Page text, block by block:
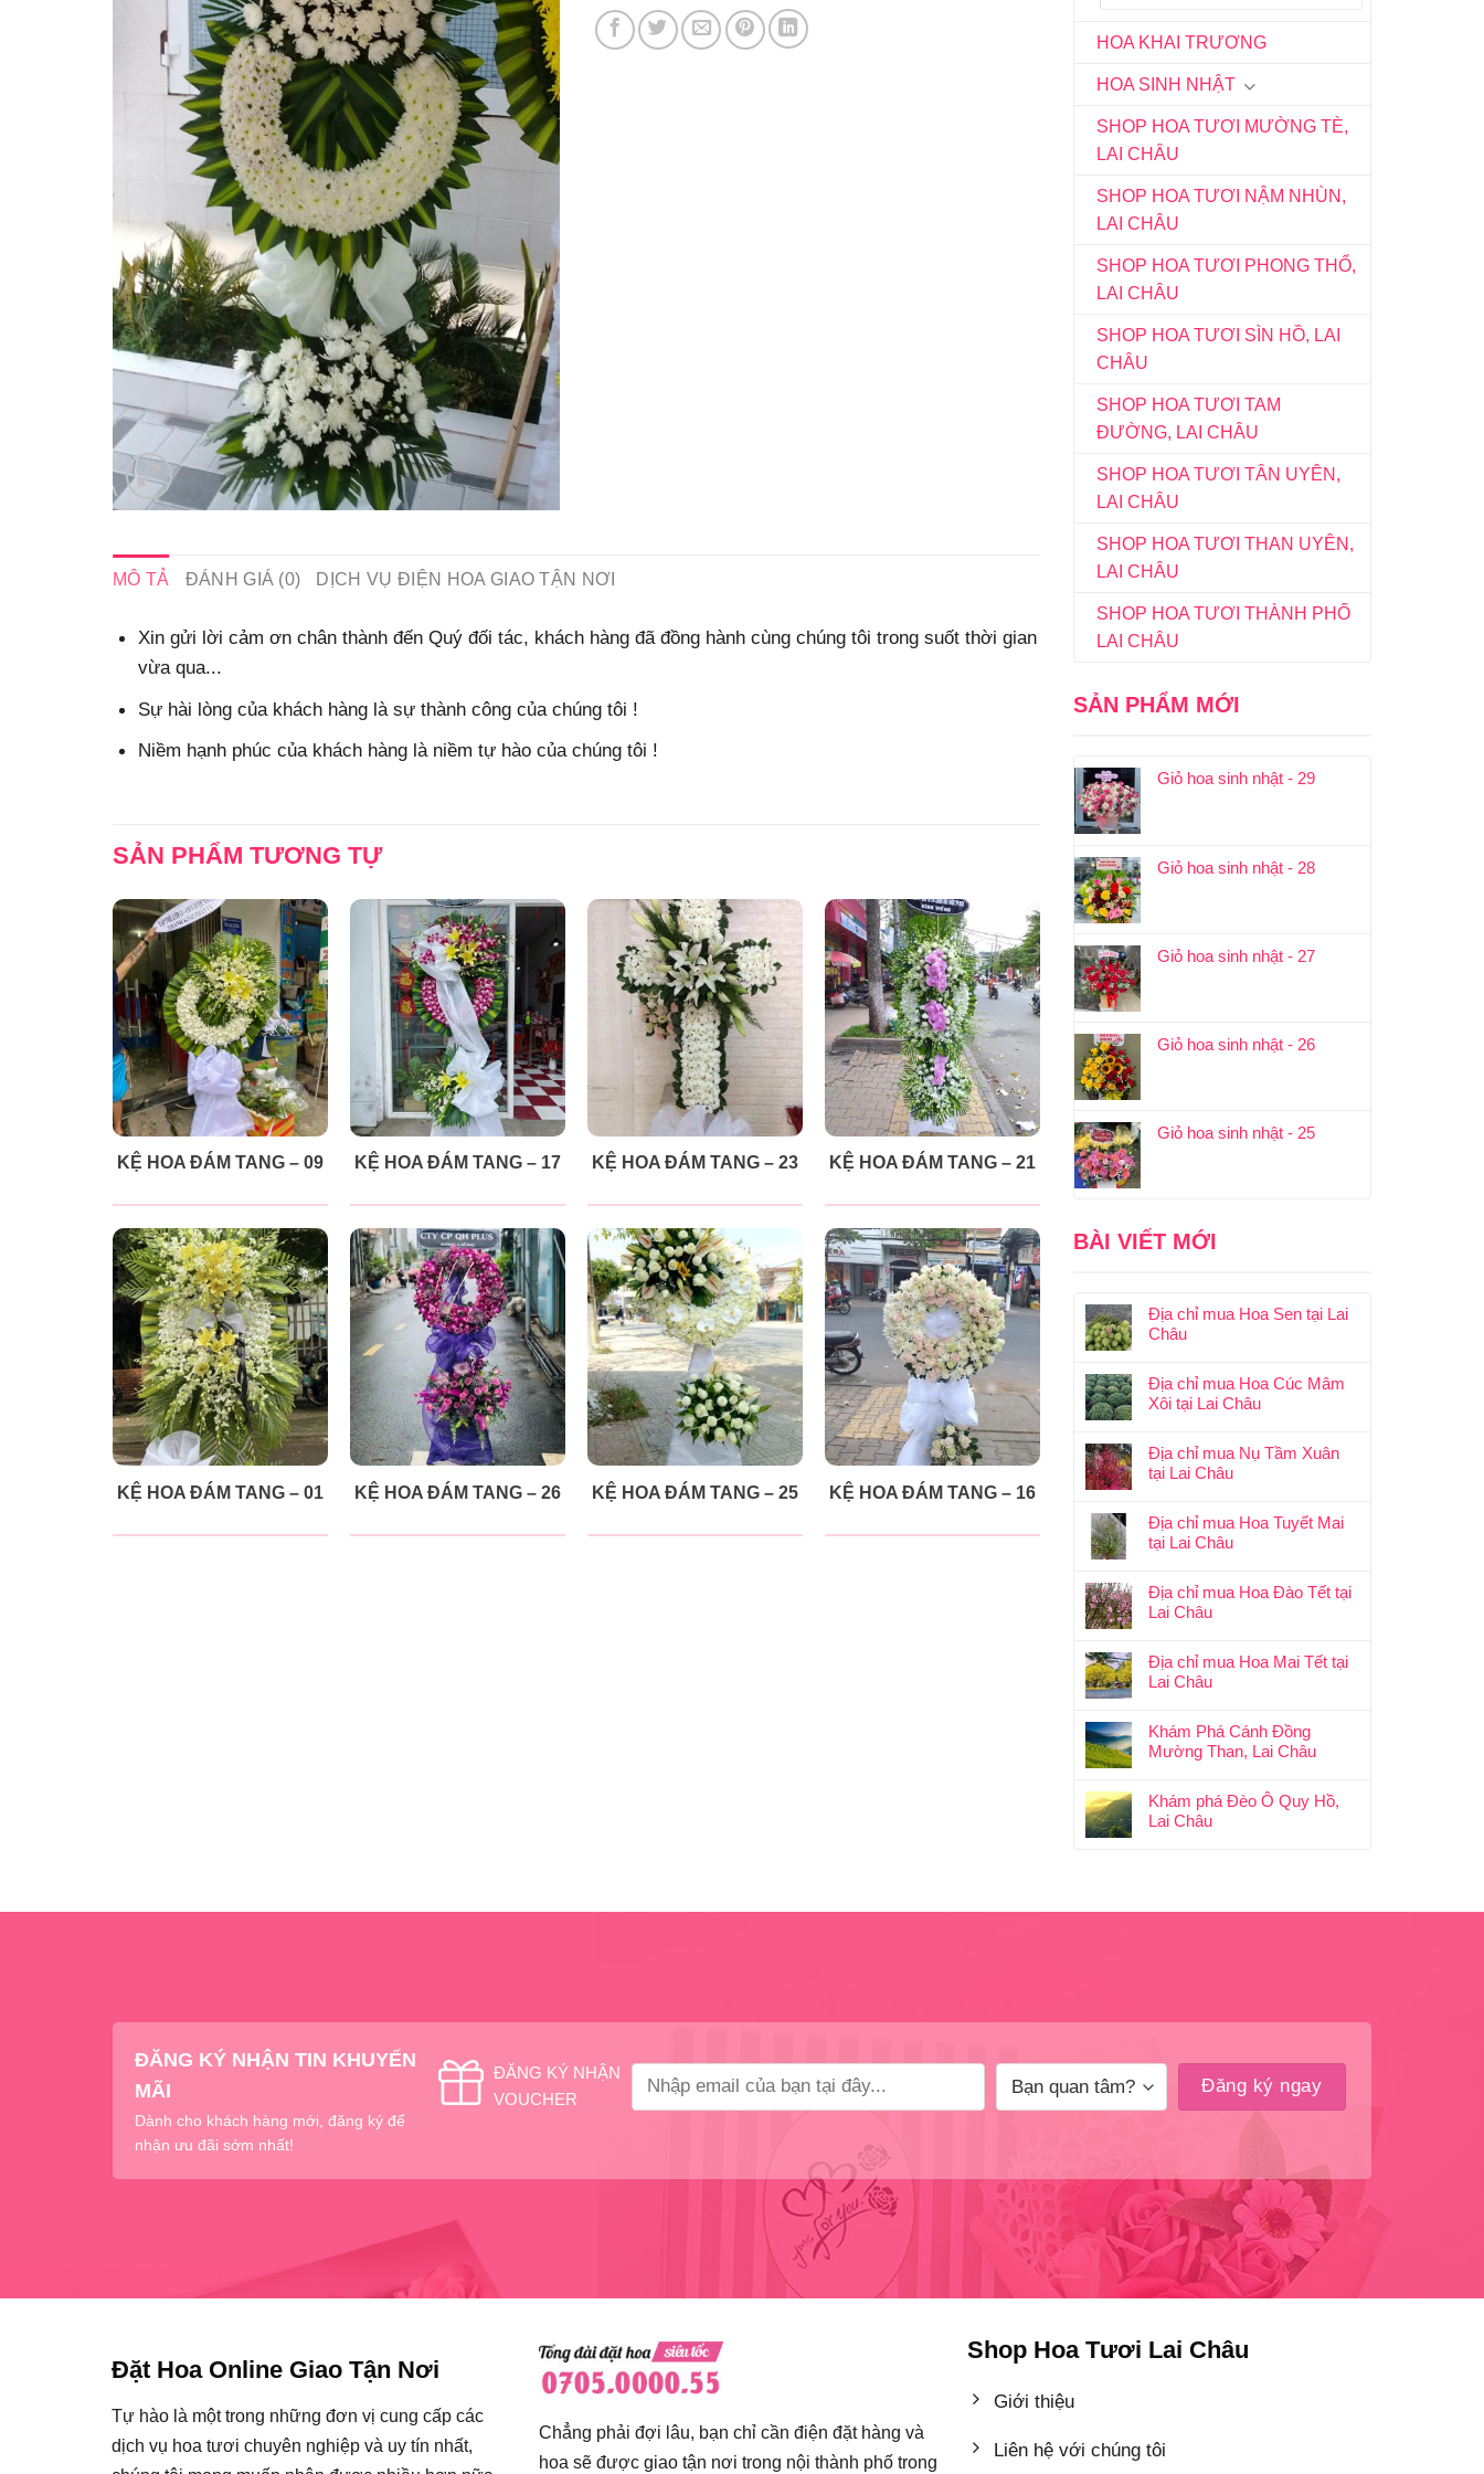
HOA KHAI TRƯƠNG
HOA SINH NHẬT
SHOP HOA TƯƠI MƯỜNG TÈ,
LAI CHÂU
SHOP HOA TƯƠI NẬM NHÙN,
LAI CHÂU
SHOP HOA TƯƠI PHONG THỔ,
LAI CHÂU
SHOP HOA TƯƠI SÌN HỒ, LAI
CHÂU
SHOP HOA TƯƠI TAM
ĐƯỜNG, LAI CHÂU
SHOP HOA TƯƠI TÂN UYÊN,
LAI CHÂU
SHOP HOA TƯƠI THAN UYÊN,
LAI CHÂU
SHOP HOA TƯƠI THÀNH PHỐ
LAI CHÂU
SẢN PHẨM MỚI
Giỏ hoa sinh nhật - 29
Giỏ hoa sinh nhật - 28
Giỏ hoa sinh nhật - 27
Giỏ hoa sinh nhật - 26
Giỏ hoa sinh nhật - 25
BÀI VIẾT MỚI
Địa chỉ mua Hoa Sen tại Lai
Châu
Địa chỉ mua Hoa Cúc Mâm
Xôi tại Lai Châu
Địa chỉ mua Nụ Tầm Xuân
tại Lai Châu
Địa chỉ mua Hoa Tuyết Mai
tại Lai Châu
Địa chỉ mua Hoa Đào Tết tại
Lai Châu
Địa chỉ mua Hoa Mai Tết tại
Lai Châu
Khám Phá Cánh Đồng
Mường Than, Lai Châu
Khám phá Đèo Ô Quy Hồ,
Lai Châu
MÔ TẢ ĐÁNH GIÁ (0) DỊCH VỤ ĐIỆN HOA GIAO TẬN NƠI
Xin gửi lời cảm ơn chân thành đến Quý đối tác, khách hàng đã đồng hành cùng chúng tôi trong suốt thời gian
vừa qua...
Sự hài lòng của khách hàng là sự thành công của chúng tôi !
Niềm hạnh phúc của khách hàng là niềm tự hào của chúng tôi !
SẢN PHẨM TƯƠNG TỰ
KỆ HOA ĐÁM TANG – 09 KỆ HOA ĐÁM TANG – 17 KỆ HOA ĐÁM TANG – 23 KỆ HOA ĐÁM TANG – 21
KỆ HOA ĐÁM TANG – 01 KỆ HOA ĐÁM TANG – 26 KỆ HOA ĐÁM TANG – 25 KỆ HOA ĐÁM TANG – 16
ĐĂNG KÝ NHẬN TIN KHUYẾN
MÃI
Dành cho khách hàng mới, đăng ký để
nhận ưu đãi sớm nhất!
ĐĂNG KÝ NHẬN
VOUCHER
Đặt Hoa Online Giao Tận Nơi
Tự hào là một trong những đơn vị cung cấp các
dịch vụ hoa tươi chuyên nghiệp và uy tín nhất,
Chẳng phải đợi lâu, bạn chỉ cần điện đặt hàng và
hoa sẽ được giao tận nơi trong nội thành phố trong
Shop Hoa Tươi Lai Châu
Giới thiệu
Liên hệ với chúng tôi